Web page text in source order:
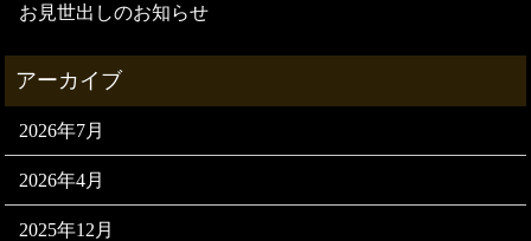
お見世出しのお知らせ
2026年7月
2026年4月
2025年12月